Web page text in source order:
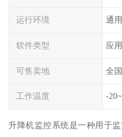
运行环境 通用
软件类型 应
可售卖地 全国
工作温度 -
升降机监控系统是一种用于